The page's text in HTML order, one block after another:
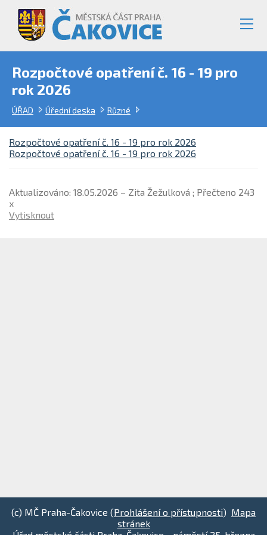
Rozpočtové opatření č. 16 - 19 pro
rok 2026
ÚŘAD Úřední deska Různé
Rozpočtové opatření č. 16 - 19 pro rok 2026
Rozpočtové opatření č. 16 - 19 pro rok 2026
Aktualizováno: 18.05.2026 – Zita Žežulková ; Přečteno 243
x
Vytisknout
(c) MČ Praha-Čakovice (Prohlášení o přístupnosti) Mapa
stránek